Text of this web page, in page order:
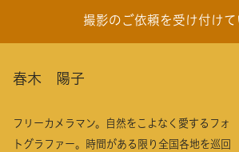
撮影のご依頼を受け付け
春木 陽子
フリーカメラマン。自然をこよなく愛するフォ
トグラファー。時間がある限り全国各地を巡回